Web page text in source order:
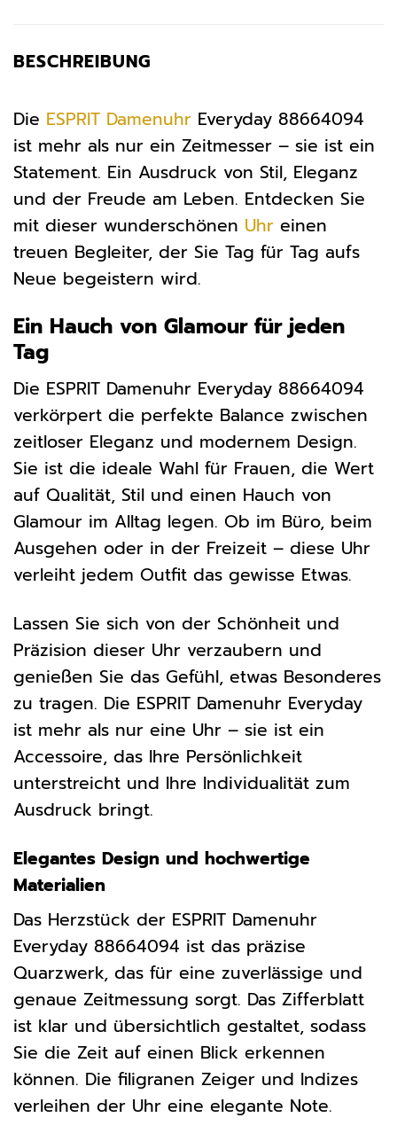
BESCHREIBUNG
Die ESPRIT Damenuhr Everyday 88664094
ist mehr als nur ein Zeitmesser – sie ist ein
Statement. Ein Ausdruck von Stil, Eleganz
und der Freude am Leben. Entdecken Sie
mit dieser wunderschönen Uhr einen
treuen Begleiter, der Sie Tag für Tag aufs
Neue begeistern wird.
Ein Hauch von Glamour für jeden
Tag
Die ESPRIT Damenuhr Everyday 88664094
verkörpert die perfekte Balance zwischen
zeitloser Eleganz und modernem Design.
Sie ist die ideale Wahl für Frauen, die Wert
auf Qualität, Stil und einen Hauch von
Glamour im Alltag legen. Ob im Büro, beim
Ausgehen oder in der Freizeit – diese Uhr
verleiht jedem Outfit das gewisse Etwas.
Lassen Sie sich von der Schönheit und
Präzision dieser Uhr verzaubern und
genießen Sie das Gefühl, etwas Besonderes
zu tragen. Die ESPRIT Damenuhr Everyday
ist mehr als nur eine Uhr – sie ist ein
Accessoire, das Ihre Persönlichkeit
unterstreicht und Ihre Individualität zum
Ausdruck bringt.
Elegantes Design und hochwertige
Materialien
Das Herzstück der ESPRIT Damenuhr
Everyday 88664094 ist das präzise
Quarzwerk, das für eine zuverlässige und
genaue Zeitmessung sorgt. Das Zifferblatt
ist klar und übersichtlich gestaltet, sodass
Sie die Zeit auf einen Blick erkennen
können. Die filigranen Zeiger und Indizes
verleihen der Uhr eine elegante Note.